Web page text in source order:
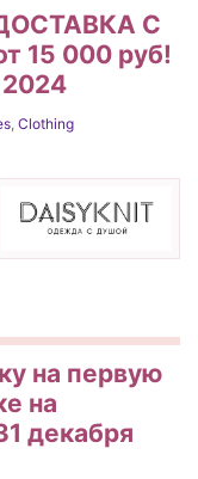
С
15 000 руб!
, Clothing
на первую
на
декабря